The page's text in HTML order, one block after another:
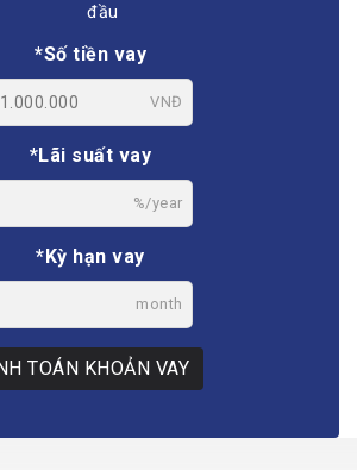
đầu
*Số tiền vay
VNĐ
*Lãi suất vay
%/year
*Kỳ hạn vay
month
TOÁN KHOẢN VAY